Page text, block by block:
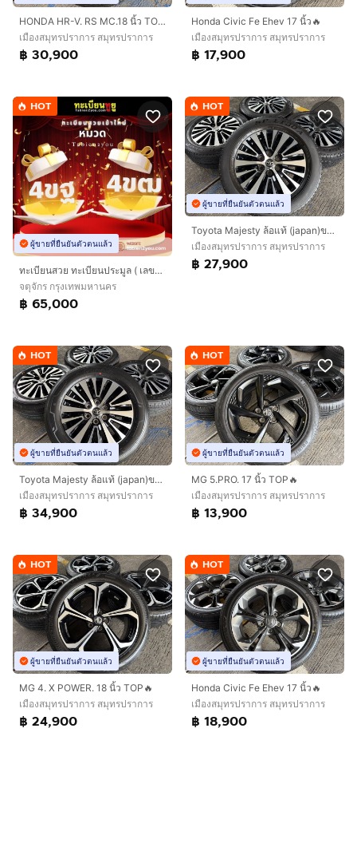
HONDA HR-V. RS MC.18 นิ้ว TOP‼️
เมืองสมุทรปราการ สมุทรปราการ
฿ 30,900
Honda Civic Fe Ehev 17 นิ้ว🔥
เมืองสมุทรปราการ สมุทรปราการ
฿ 17,900
HOT
ผู้ขายที่ยืนยันตัวตนแล้ว
ทะเบียนสวย ทะเบียนประมูล ( เลขสวย กราฟฟิก 4ขฐ 4ขฒ ) ทะเบียนรถยนต์ ทะเบียนมงคล ทะเบียนผลรวมดี ทะเบียนทูยู ทะเบียนราคาถูก เลขมงคล มีหน้าร้าน ถ
จตุจักร กรุงเทพมหานคร
฿ 65,000
HOT
ผู้ขายที่ยืนยันตัวตนแล้ว
Toyota Majesty ล้อแท้ (japan)ขอบ 17 นิ้วTop🔥
เมืองสมุทรปราการ สมุทรปราการ
฿ 27,900
HOT
ผู้ขายที่ยืนยันตัวตนแล้ว
Toyota Majesty ล้อแท้ (japan)ขอบ 17 นิ้วTop🔥
เมืองสมุทรปราการ สมุทรปราการ
฿ 34,900
HOT
ผู้ขายที่ยืนยันตัวตนแล้ว
MG 5.PRO. 17 นิ้ว TOP🔥
เมืองสมุทรปราการ สมุทรปราการ
฿ 13,900
HOT
ผู้ขายที่ยืนยันตัวตนแล้ว
MG 4. X POWER. 18 นิ้ว TOP🔥
เมืองสมุทรปราการ สมุทรปราการ
฿ 24,900
HOT
ผู้ขายที่ยืนยันตัวตนแล้ว
Honda Civic Fe Ehev 17 นิ้ว🔥
เมืองสมุทรปราการ สมุทรปราการ
฿ 18,900